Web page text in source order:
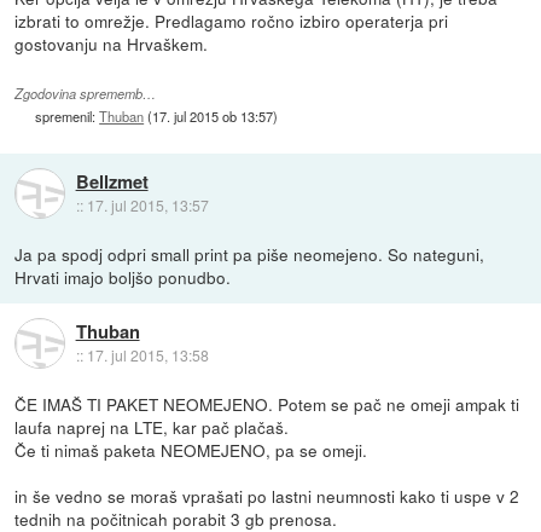
izbrati to omrežje. Predlagamo ročno izbiro operaterja pri
gostovanju na Hrvaškem.
Zgodovina sprememb…
spremenil:Thuban(17. jul 2015 ob 13:57)
Bellzmet
:: 17. jul 2015, 13:57
Ja pa spodj odpri small print pa piše neomejeno. So nateguni,
Hrvati imajo boljšo ponudbo.
Thuban
:: 17. jul 2015, 13:58
ČE IMAŠ TI PAKET NEOMEJENO. Potem se pač ne omeji ampak ti
laufa naprej na LTE, kar pač plačaš.
Če ti nimaš paketa NEOMEJENO, pa se omeji.
in še vedno se moraš vprašati po lastni neumnosti kako ti uspe v 2
tednih na počitnicah porabit 3 gb prenosa.